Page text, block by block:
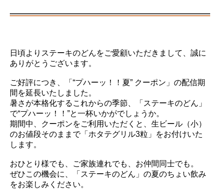
日頃よりステーキのどんをご愛顧いただきまして、誠に
ありがとうございます。
ご好評につき、「“プハーッ！！夏” クーポン」の配信期
間を延長いたしました。
暑さが本格化するこれからの季節、「ステーキのどん」
で“プハーッ！！”と一杯いかがでしょうか。
期間中、クーポンをご利用いただくと、生ビール（小）
のお値段そのままで「ホタテグリル3粒」をお付けいた
します。
おひとり様でも、ご家族連れでも、お仲間同士でも。
ぜひこの機会に、「ステーキのどん」の夏のちょい飲み
をお楽しみください。